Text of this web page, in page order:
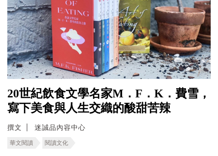
20世紀飲食文學名家M．F．K．費雪，
寫下美食與人生交織的酸甜苦辣
撰文 迷誠品內容中心
華文閱讀 閱讀文化